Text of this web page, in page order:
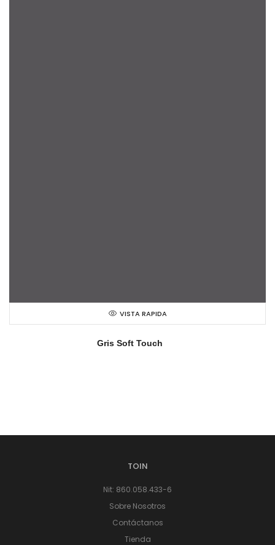
VISTA RAPIDA
Gris Soft Touch
TOIN
Nit: 860.058.433-6
Sobre Nosotros
Contáctanos
Tienda